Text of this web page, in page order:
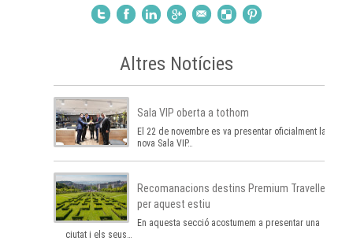
Altres Notícies
Sala VIP oberta a tothom
El 22 de novembre es va presentar oficialment la
nova Sala VIP…
Recomanacions destins Premium Traveller
per aquest estiu
En aquesta secció acostumem a presentar una
ciutat i els seus…